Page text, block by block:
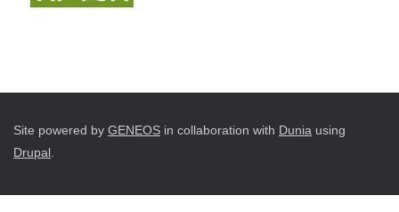
Site powered by GENEOS in collaboration with Dunia using
Drupal